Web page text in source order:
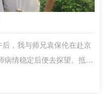
，我与师兄袁保伦在赴京
病情稳定后便去探望。抵达
一张黑白照片，没有任何